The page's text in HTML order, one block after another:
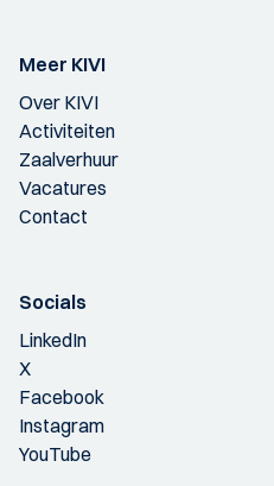
Meer KIVI
Over KIVI
Activiteiten
Zaalverhuur
Vacatures
Contact
Socials
LinkedIn
X
Facebook
Instagram
YouTube